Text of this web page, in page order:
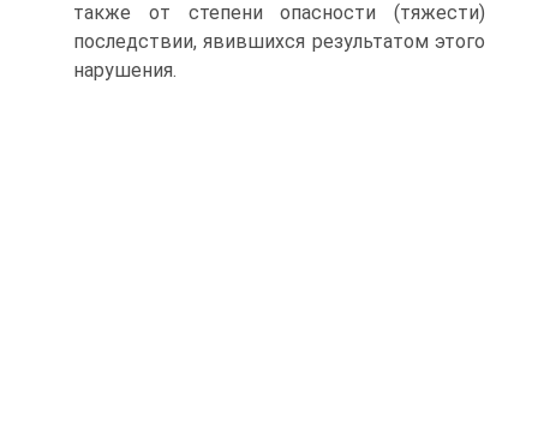
также от степени опасности (тяжести)
последствии, явившихся результатом этого
нарушения.